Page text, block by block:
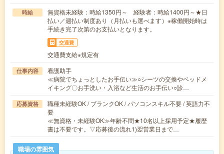
時給
無資格未経験：時給1350円～ 経験者：時給1400円～★日
払い／週払い制度あり（月払いも選べます）※稼働開始時は
手続き完了次第のお支払いとなります。
交通費
交通費支給※規定有
仕事内容
看護助手
≪病院でちょっとしたお手伝い≫○シーツの交換やベッドメ
イキング〇お手洗い・入浴など生活のお手伝い○診…
応募資格
職種未経験OK / ブランクOK / パソコンスキル不要 / 英語力不
要
≪無資格・未経験OK≫年齢不問★10名以上採用予定★履歴
書は不要です。▽応募後の流れ1)翌営業日まで…
職場の雰囲気